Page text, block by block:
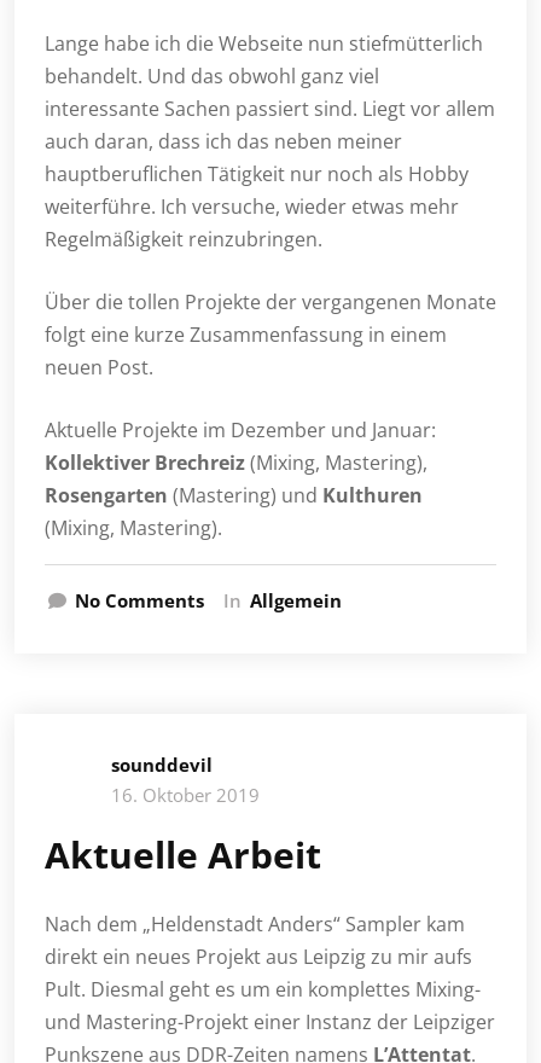
Lange habe ich die Webseite nun stiefmütterlich
behandelt. Und das obwohl ganz viel
interessante Sachen passiert sind. Liegt vor allem
auch daran, dass ich das neben meiner
hauptberuflichen Tätigkeit nur noch als Hobby
weiterführe. Ich versuche, wieder etwas mehr
Regelmäßigkeit reinzubringen.
Über die tollen Projekte der vergangenen Monate
folgt eine kurze Zusammenfassung in einem
neuen Post.
Aktuelle Projekte im Dezember und Januar:
Kollektiver Brechreiz(Mixing, Mastering),
Rosengarten (Mastering) und Kulthuren
(Mixing, Mastering).
No Comments In Allgemein
sounddevil
16. Oktober 2019
Aktuelle Arbeit
Nach dem „Heldenstadt Anders“ Sampler kam
direkt ein neues Projekt aus Leipzig zu mir aufs
Pult. Diesmal geht es um ein komplettes Mixing-
und Mastering-Projekt einer Instanz der Leipziger
Punkszene aus DDR-Zeiten namens L’Attentat.